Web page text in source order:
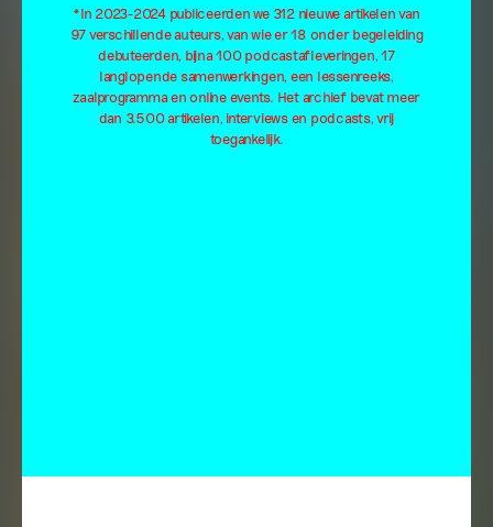
*In 2023-2024 publiceerden we 312 nieuwe artikelen van
97 verschillende auteurs, van wie er 18 onder begeleiding
debuteerden, bijna 100 podcastafleveringen, 17
langlopende samenwerkingen, een lessenreeks,
zaalprogramma en online events. Het archief bevat meer
dan 3.500 artikelen, interviews en podcasts, vrij
toegankelijk.